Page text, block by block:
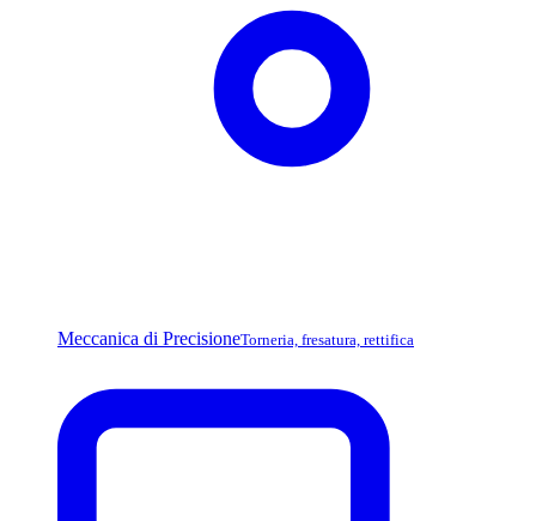
Meccanica di PrecisioneTorneria, fresatura, rettifica